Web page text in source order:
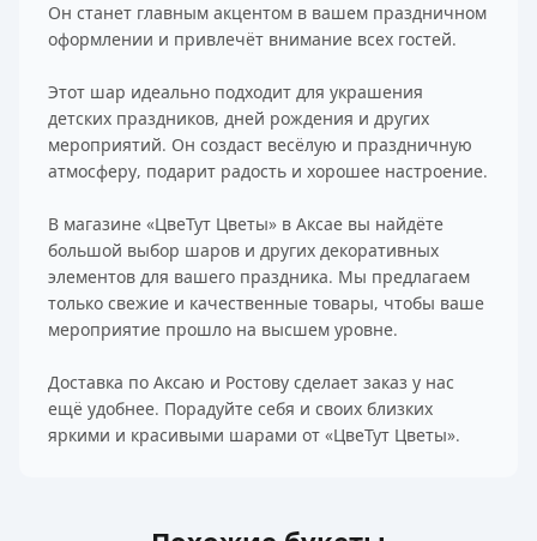
Он станет главным акцентом в вашем праздничном
оформлении и привлечёт внимание всех гостей.
Этот шар идеально подходит для украшения
детских праздников, дней рождения и других
мероприятий. Он создаст весёлую и праздничную
атмосферу, подарит радость и хорошее настроение.
В магазине «ЦвеТут Цветы» в Аксае вы найдёте
большой выбор шаров и других декоративных
элементов для вашего праздника. Мы предлагаем
только свежие и качественные товары, чтобы ваше
мероприятие прошло на высшем уровне.
Доставка по Аксаю и Ростову сделает заказ у нас
ещё удобнее. Порадуйте себя и своих близких
яркими и красивыми шарами от «ЦвеТут Цветы».